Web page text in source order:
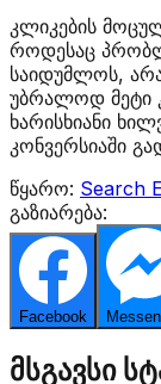
კლიკების
როდესაც
საიდუმლოს,
უბრალოდ მეტი
ხარისხიანი
კონვერსიაში
წყარო: Search
გაზიარება:
Facebook
მსგავსი